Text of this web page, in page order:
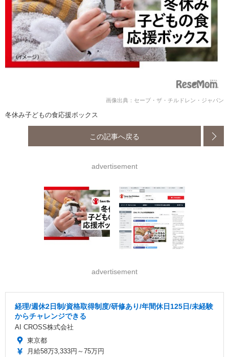
画像出典：セーブ・ザ・チルドレン・ジャパン
冬休み子どもの食応援ボックス
この記事へ戻る
advertisement
advertisement
経理/週休2日制/資格取得制度/研修あり/年間休日125日/未経験
からチャレンジできる
AI CROSS株式会社
東京都
月給58万3,333円～75万円